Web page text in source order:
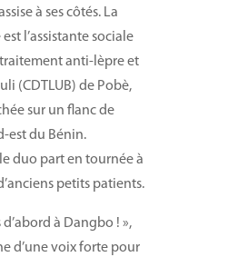
à ses côtés. La
l’assistante sociale
anti-lèpre et
(CDTLUB) de Pobè,
sur un flanc de
est du Bénin.
duo part en tournée à
petits patients.
à Dangbo ! »,
d’une voix forte pour